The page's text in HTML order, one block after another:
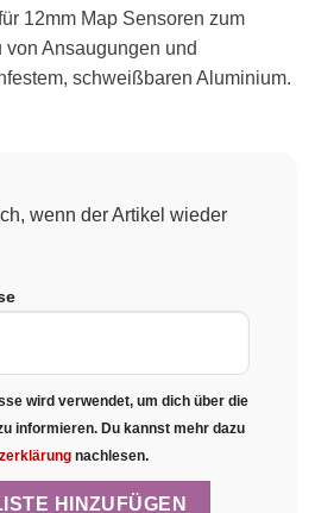
12mm Map Sensoren zum
Ansaugungen und
schweißbaren Aluminium.
wenn der Artikel wieder
wird verwendet, um dich über die
informieren. Du kannst mehr dazu
nachlesen.